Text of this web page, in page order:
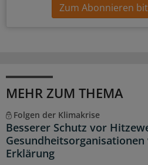
Zum Abonnieren
MEHR ZUM THEMA
Folgen der Klimakrise
Besserer Schutz vor
Erklärung